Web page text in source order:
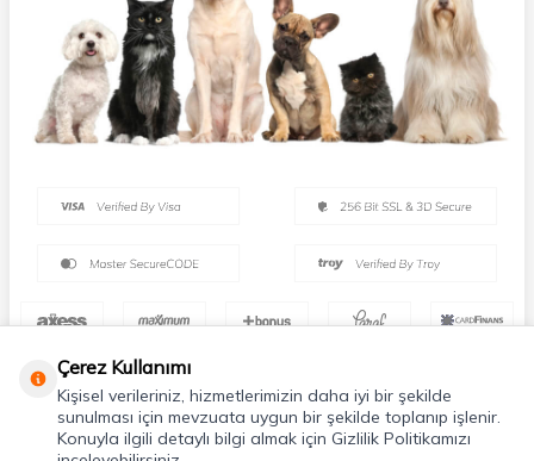
Çerez Kullanımı
Kişisel verileriniz, hizmetlerimizin daha iyi bir şekilde
sunulması için mevzuata uygun bir şekilde toplanıp işlenir.
Konuyla ilgili detaylı bilgi almak için Gizlilik Politikamızı